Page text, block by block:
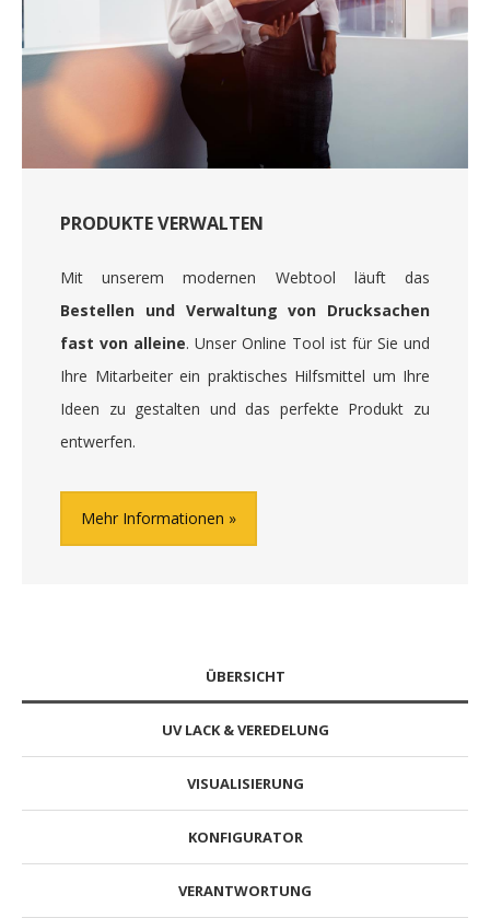
PRODUKTE VERWALTEN
Mit unserem modernen Webtool läuft das
Bestellen und Verwaltung von Drucksachen
fast von alleine. Unser Online Tool ist für Sie und
Ihre Mitarbeiter ein praktisches Hilfsmittel um Ihre
Ideen zu gestalten und das perfekte Produkt zu
entwerfen.
Mehr Informationen
ÜBERSICHT
UV LACK & VEREDELUNG
VISUALISIERUNG
KONFIGURATOR
VERANTWORTUNG